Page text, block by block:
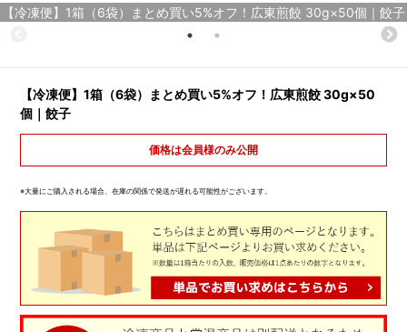
【冷凍便】1箱（6袋）まとめ買い5%オフ！広東煎餃 30g×50個｜餃子
【冷凍便】1箱（6袋）まとめ買い5%オフ！広東煎餃 30g×50
個｜餃子
価格は会員様のみ公開
※大量にご購入される場合、在庫の関係で発送が遅れる可能性がございます。